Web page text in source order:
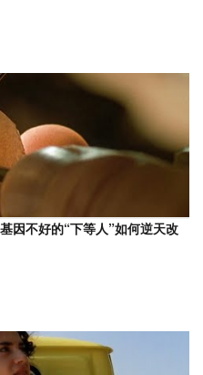
因不好的“下等人”如何逆天改